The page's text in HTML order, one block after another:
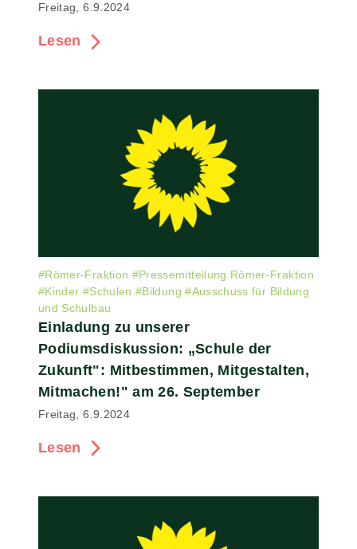
Freitag, 6.9.2024
Lesen
#Römer-Fraktion #Pressemitteilung Römer-Fraktion
#Kinder #Schulen #Bildung #Ausschuss für Bildung
und Schulbau
Einladung zu unserer
Podiumsdiskussion: „Schule der
Zukunft": Mitbestimmen, Mitgestalten,
Mitmachen!" am 26. September
Freitag, 6.9.2024
Lesen